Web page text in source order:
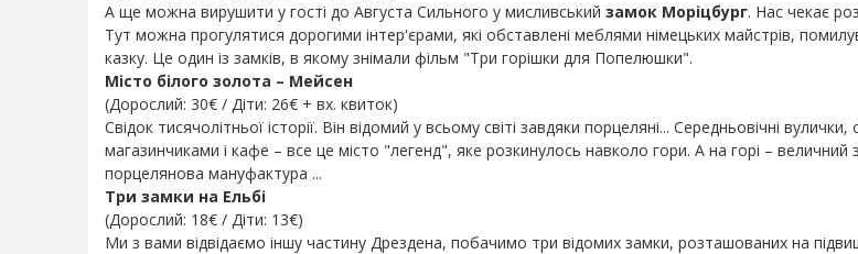
А ще можна вирушити у гості до Августа Сильного у мисливський замок Моріцбург. Нас чекає
Тут можна прогулятися дорогими інтер'єрами, які обставлені меблями німецьких майстрів,
казку. Це один із замків, в якому знімали фільм "Три горішки для Попелюшки".
Місто білого золота – Мейсен
(Дорослий: 30€ / Діти: 26€ + вх. квиток)
Свідок тисячолітньої історії. Він відомий у всьому світі завдяки порцеляні... Середньовічні
магазинчиками і кафе – все це місто "легенд", яке розкинулось навколо гори. А на горі –
порцелянова мануфактура ...
Три замки на Ельбі
(Дорослий: 18€ / Діти: 13€)
Ми з вами відвідаємо іншу частину Дрездена, побачимо три відомих замки, розташованих на